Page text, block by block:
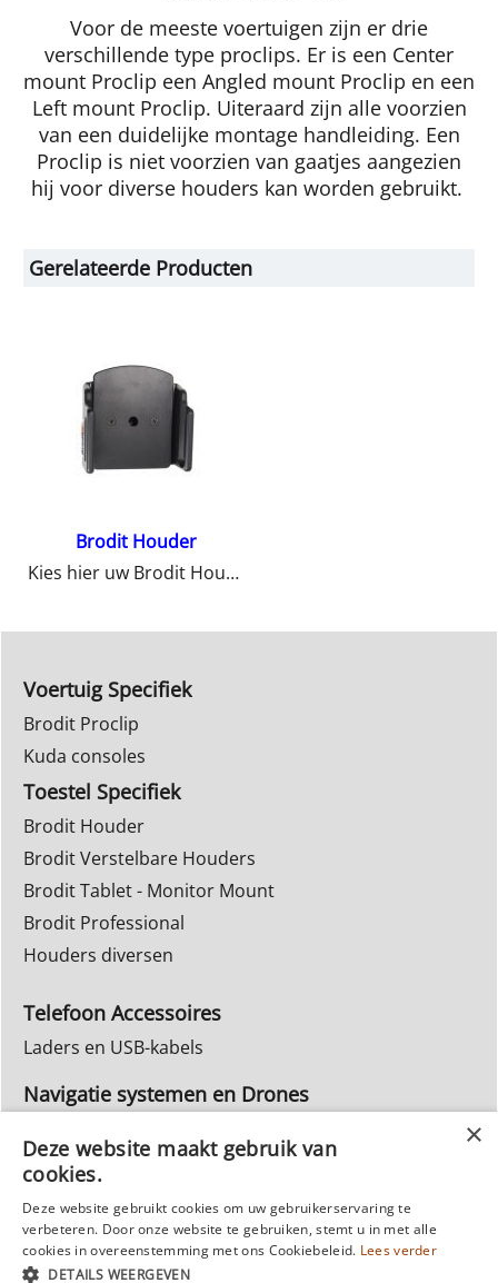
Voor de meeste voertuigen zijn er drie
verschillende type proclips. Er is een Center
mount Proclip een Angled mount Proclip en een
Left mount Proclip. Uiteraard zijn alle voorzien
van een duidelijke montage handleiding. Een
Proclip is niet voorzien van gaatjes aangezien
hij voor diverse houders kan worden gebruikt.
Gerelateerde Producten
Brodit Houder
Kies hier uw Brodit Houder
Voertuig Specifiek
Brodit Proclip
Kuda consoles
Toestel Specifiek
Brodit Houder
Brodit Verstelbare Houders
Brodit Tablet - Monitor Mount
Brodit Professional
Houders diversen
Telefoon Accessoires
Laders en USB-kabels
Navigatie systemen en Drones
Inbouw Autoradio's
Info Webwinkel
Ruilen & Retourneren
Deze website maakt gebruik van
cookies.
Deze website gebruikt cookies om uw gebruikerservaring te
verbeteren. Door onze website te gebruiken, stemt u in met alle
cookies in overeenstemming met ons Cookiebeleid. Lees verder
DETAILS WEERGEVEN